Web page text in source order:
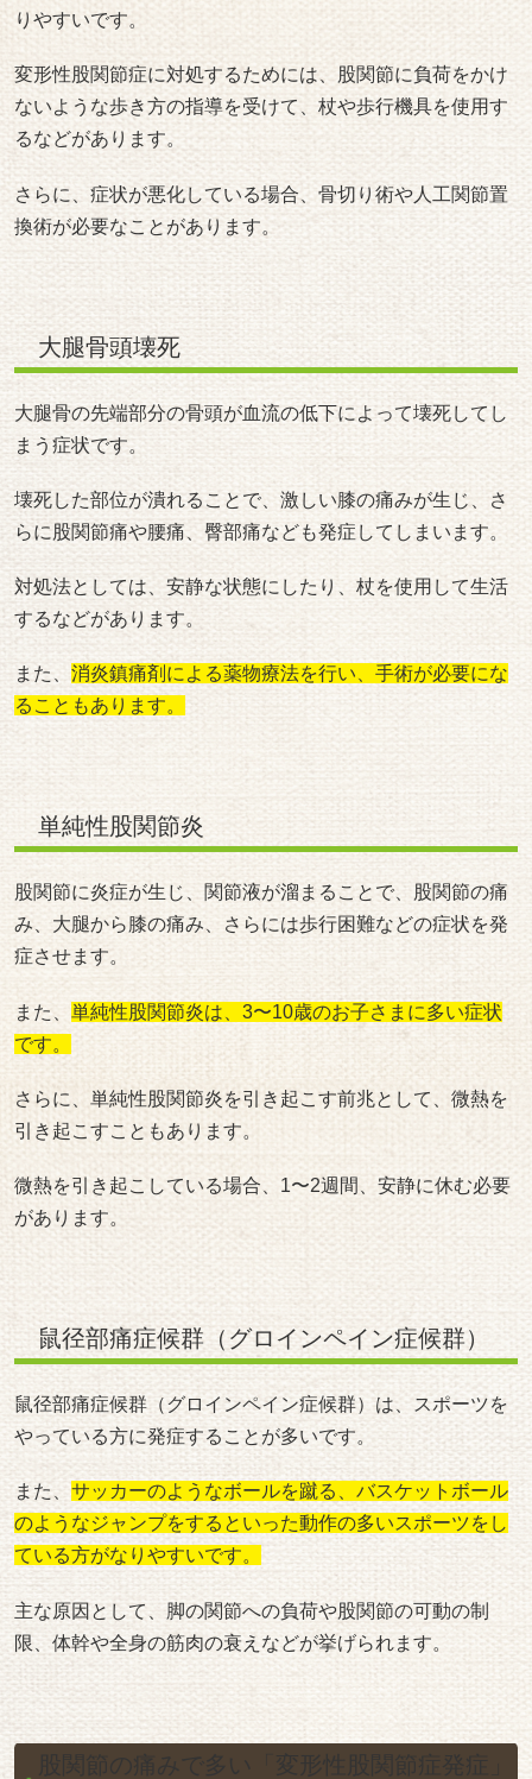
りやすいです。
変形性股関節症に対処するためには、股関節に負荷をかけ
ないような歩き方の指導を受けて、杖や歩行機具を使用す
るなどがあります。
さらに、症状が悪化している場合、骨切り術や人工関節置
換術が必要なことがあります。
大腿骨頭壊死
大腿骨の先端部分の骨頭が血流の低下によって壊死してし
まう症状です。
壊死した部位が潰れることで、激しい膝の痛みが生じ、さ
らに股関節痛や腰痛、臀部痛なども発症してしまいます。
対処法としては、安静な状態にしたり、杖を使用して生活
するなどがあります。
また、 消炎鎮痛剤による薬物療法を行い、手術が必要にな
ることもあります。
単純性股関節炎
股関節に炎症が生じ、関節液が溜まることで、股関節の痛
み、大腿から膝の痛み、さらには歩行困難などの症状を発
症させます。
また、 単純性股関節炎は、3〜10歳のお子さまに多い症状
です。
さらに、単純性股関節炎を引き起こす前兆として、微熱を
引き起こすこともあります。
微熱を引き起こしている場合、1〜2週間、安静に休む必要
があります。
鼠径部痛症候群（グロインペイン症候群）
鼠径部痛症候群（グロインペイン症候群）は、スポーツを
やっている方に発症することが多いです。
また、 サッカーのようなボールを蹴る、バスケットボール
のようなジャンプをするといった動作の多いスポーツをし
ている方がなりやすいです。
主な原因として、脚の関節への負荷や股関節の可動の制
限、体幹や全身の筋肉の衰えなどが挙げられます。
股関節の痛みで多い「変形性股関節症発症」